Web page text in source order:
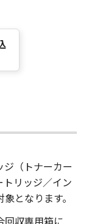
（トナーカー
トリッジ／イン
となります。